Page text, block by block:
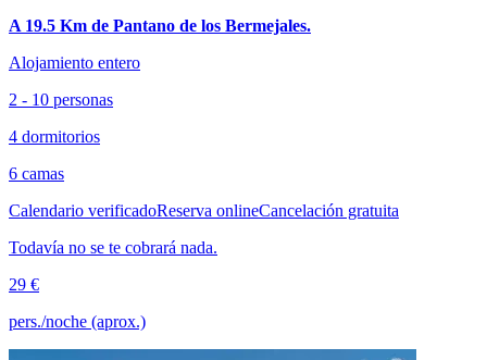
A 19.5 Km de Pantano de los Bermejales.
Alojamiento entero
2 - 10 personas
4 dormitorios
6 camas
Calendario verificadoReserva onlineCancelación gratuita
Todavía no se te cobrará nada.
29 €
pers./noche (aprox.)